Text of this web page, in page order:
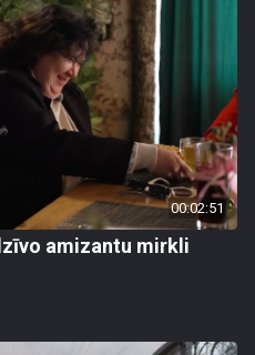
00:02:51
amizantu mirkli